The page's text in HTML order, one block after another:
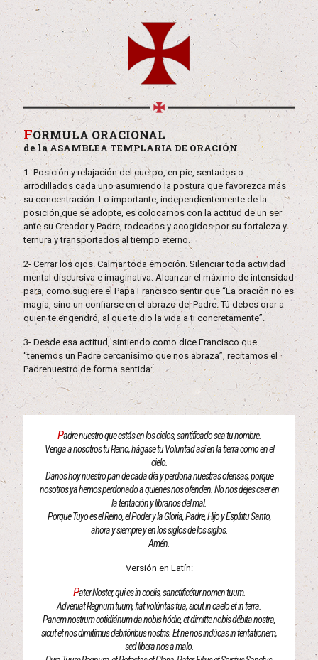
FORMULA ORACIONAL
de la ASAMBLEA TEMPLARIA DE ORACIÓN
1- Posición y relajación del cuerpo, en pie, sentados o
arrodillados cada uno asumiendo la postura que favorezca más
su concentración. Lo importante, independientemente de la
posición que se adopte, es colocarnos con la actitud de un ser
ante su Creador y Padre, rodeados y acogidos por su fortaleza y
ternura y transportados al tiempo eterno.
2- Cerrar los ojos. Calmar toda emoción. Silenciar toda actividad
mental discursiva e imaginativa. Alcanzar el máximo de intensidad
para, como sugiere el Papa Francisco sentir que “La oración no es
magia, sino un confiarse en el abrazo del Padre. Tú debes orar a
quien te engendró, al que te dio la vida a ti concretamente”.
3- Desde esa actitud, sintiendo como dice Francisco que
“tenemos un Padre cercanísimo que nos abraza”, recitamos el
Padrenuestro de forma sentida:
Padre nuestro que estás en los cielos, santificado sea tu nombre.
Venga a nosotros tu Reino, hágase tu Voluntad así en la tierra como en el
cielo.
Danos hoy nuestro pan de cada día y perdona nuestras ofensas, porque
nosotros ya hemos perdonado a quienes nos ofenden. No nos dejes caer en
la tentación y líbranos del mal.
Porque Tuyo es el Reino, el Poder y la Gloria, Padre, Hijo y Espíritu Santo,
ahora y siempre y en los siglos de los siglos.
Amén.
Versión en Latín:
Pater Noster, qui es in coelis, sanctificétur nomen tuum.
Adveniat Regnum tuum, fiat volúntas tua, sicut in caelo et in terra.
Panem nostrum cotidiánum da nobis hódie, et dimitte nobis débita nostra,
sicut et nos dimitímus debitóribus nostris. Et ne nos indúcas in tentationem,
sed libera nos a malo.